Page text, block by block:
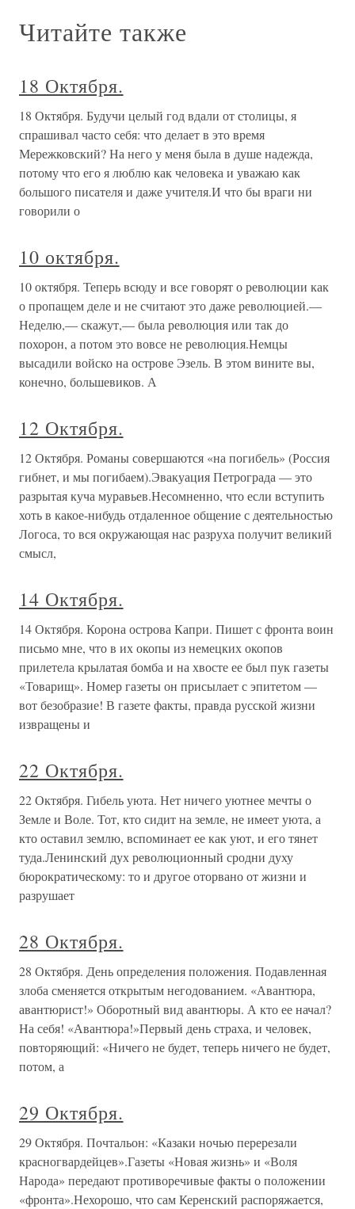
Читайте также
18 Октября.
18 Октября. Будучи целый год вдали от столицы, я
спрашивал часто себя: что делает в это время
Мережковский? На него у меня была в душе надежда,
потому что его я люблю как человека и уважаю как
большого писателя и даже учителя.И что бы враги ни
говорили о
10 октября.
10 октября. Теперь всюду и все говорят о революции как
о пропащем деле и не считают это даже революцией.—
Неделю,— скажут,— была революция или так до
похорон, а потом это вовсе не революция.Немцы
высадили войско на острове Эзель. В этом вините вы,
конечно, большевиков. А
12 Октября.
12 Октября. Романы совершаются «на погибель» (Россия
гибнет, и мы погибаем).Эвакуация Петрограда — это
разрытая куча муравьев.Несомненно, что если вступить
хоть в какое-нибудь отдаленное общение с деятельностью
Логоса, то вся окружающая нас разруха получит великий
смысл,
14 Октября.
14 Октября. Корона острова Капри. Пишет с фронта воин
письмо мне, что в их окопы из немецких окопов
прилетела крылатая бомба и на хвосте ее был пук газеты
«Товарищ». Номер газеты он присылает с эпитетом —
вот безобразие! В газете факты, правда русской жизни
извращены и
22 Октября.
22 Октября. Гибель уюта. Нет ничего уютнее мечты о
Земле и Воле. Тот, кто сидит на земле, не имеет уюта, а
кто оставил землю, вспоминает ее как уют, и его тянет
туда.Ленинский дух революционный сродни духу
бюрократическому: то и другое оторвано от жизни и
разрушает
28 Октября.
28 Октября. День определения положения. Подавленная
злоба сменяется открытым негодованием. «Авантюра,
авантюрист!» Оборотный вид авантюры. А кто ее начал?
На себя! «Авантюра!»Первый день страха, и человек,
повторяющий: «Ничего не будет, теперь ничего не будет,
потом, а
29 Октября.
29 Октября. Почтальон: «Казаки ночью перерезали
красногвардейцев».Газеты «Новая жизнь» и «Воля
Народа» передают противоречивые факты о положении
«фронта».Нехорошо, что сам Керенский распоряжается,